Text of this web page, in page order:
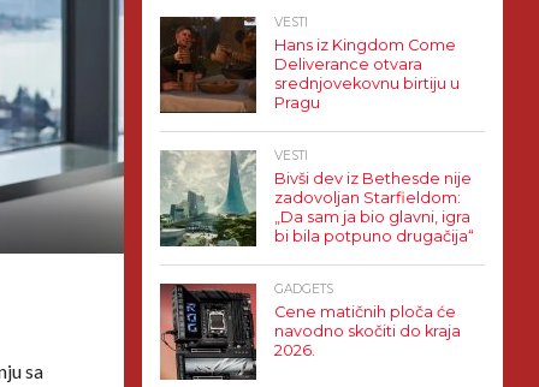
sa
VESTI
Hans iz Kingdom Come
Deliverance otvara
srednjovekovnu birtiju u
Pragu
VESTI
Bivši dev iz Bethesde nije
zadovoljan Starfieldom:
„Da sam ja bio glavni, igra
bi bila potpuno drugačija“
GADGETS
Cene matičnih ploča će
navodno skočiti do kraja
2026.